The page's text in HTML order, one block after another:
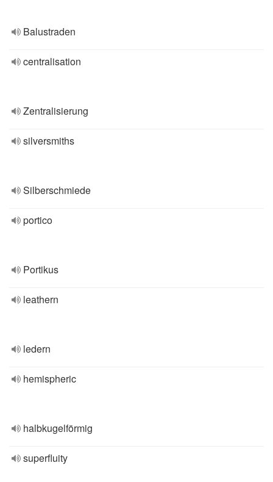
Balustraden
centralisation
Zentralisierung
silversmiths
Silberschmiede
portico
Portikus
leathern
ledern
hemispheric
halbkugelförmig
superfluity